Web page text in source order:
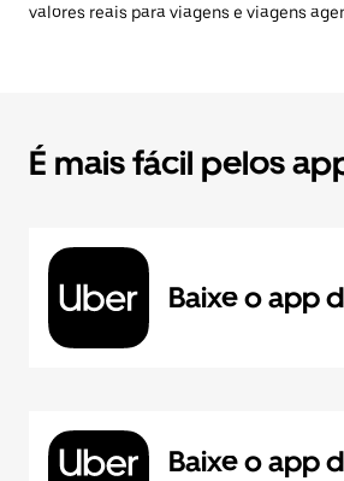
valores reais para viagens e viagens
É mais fácil pelos
Baixe o app
Baixe o app